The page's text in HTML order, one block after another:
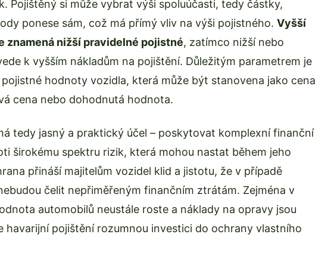
Pojištěný si může vybrat výši spoluúčasti, tedy částky,
ponese sám, což má přímý vliv na výši pojistného. Vyšší
znamená nižší pravidelné pojistné, zatímco nižší nebo
k vyšším nákladům na pojištění. Důležitým parametrem je
hodnoty vozidla, která může být stanovena jako cena
cena nebo dohodnutá hodnota.
tedy jasný a praktický účel – poskytovat komplexní finanční
širokému spektru rizik, která mohou nastat během jeho
přináší majitelům vozidel klid a jistotu, že v případě
čelit nepřiměřeným finančním ztrátám. Zejména v
automobilů neustále roste a náklady na opravy jsou
havarijní pojištění rozumnou investici do ochrany vlastního